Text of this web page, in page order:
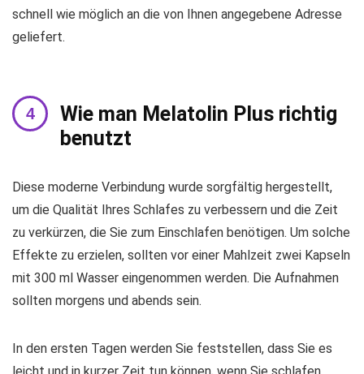
schnell wie möglich an die von Ihnen angegebene Adresse
geliefert.
Wie man Melatolin Plus richtig
benutzt
Diese moderne Verbindung wurde sorgfältig hergestellt,
um die Qualität Ihres Schlafes zu verbessern und die Zeit
zu verkürzen, die Sie zum Einschlafen benötigen. Um solche
Effekte zu erzielen, sollten vor einer Mahlzeit zwei Kapseln
mit 300 ml Wasser eingenommen werden. Die Aufnahmen
sollten morgens und abends sein.
In den ersten Tagen werden Sie feststellen, dass Sie es
leicht und in kurzer Zeit tun können, wenn Sie schlafen